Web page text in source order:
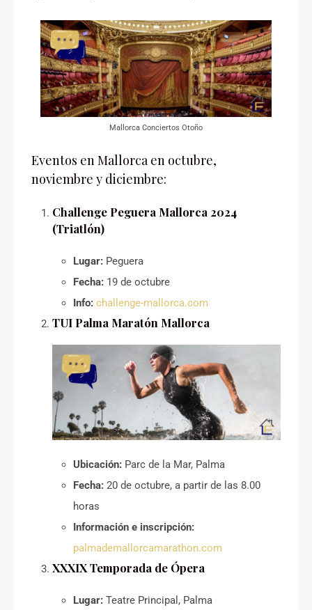
Mallorca Conciertos Otoño
Eventos en Mallorca en octubre,
noviembre y diciembre:
Challenge Peguera Mallorca 2024
(Triatlón)
Lugar: Peguera
Fecha: 19 de octubre
Info: challenge-mallorca.com
TUI Palma Maratón Mallorca
Ubicación: Parc de la Mar, Palma
Fecha: 20 de octubre, a partir de las 8.00
horas
Información e inscripción:
palmademallorcamarathon.com
XXXIX Temporada de Ópera
Lugar: Teatre Principal, Palma